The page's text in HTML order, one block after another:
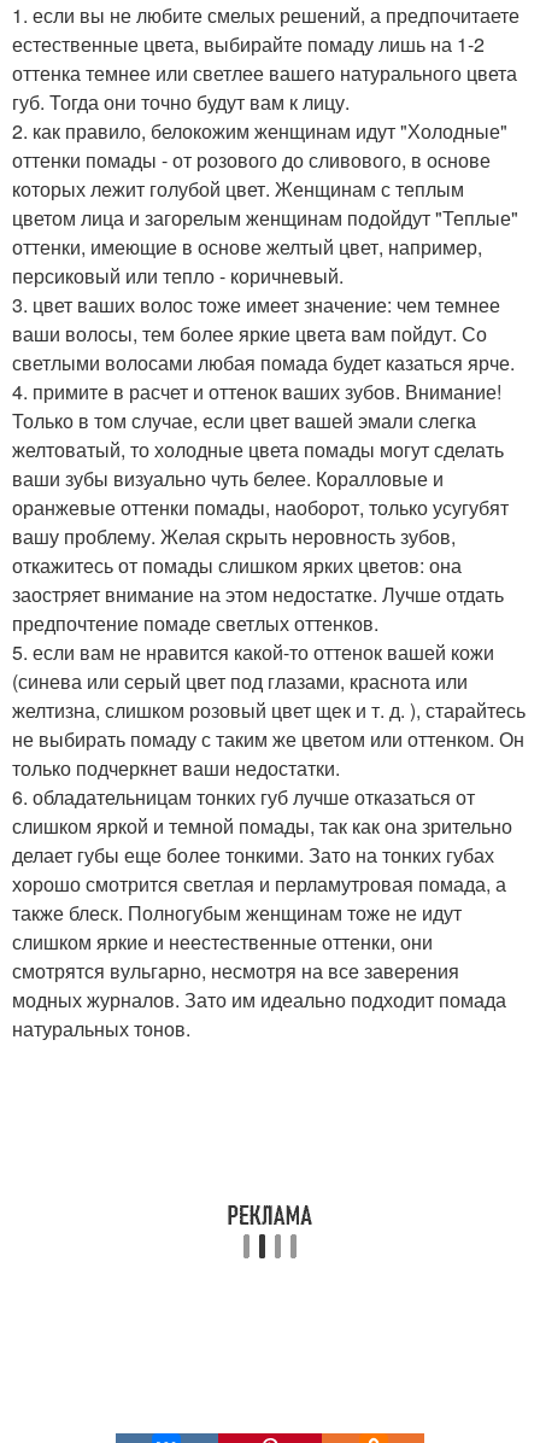
1. если вы не любите смелых решений, а предпочитаете
естественные цвета, выбирайте помаду лишь на 1-2
оттенка темнее или светлее вашего натурального цвета
губ. Тогда они точно будут вам к лицу.
2. как правило, белокожим женщинам идут "Холодные"
оттенки помады - от розового до сливового, в основе
которых лежит голубой цвет. Женщинам с теплым
цветом лица и загорелым женщинам подойдут "Теплые"
оттенки, имеющие в основе желтый цвет, например,
персиковый или тепло - коричневый.
3. цвет ваших волос тоже имеет значение: чем темнее
ваши волосы, тем более яркие цвета вам пойдут. Со
светлыми волосами любая помада будет казаться ярче.
4. примите в расчет и оттенок ваших зубов. Внимание!
Только в том случае, если цвет вашей эмали слегка
желтоватый, то холодные цвета помады могут сделать
ваши зубы визуально чуть белее. Коралловые и
оранжевые оттенки помады, наоборот, только усугубят
вашу проблему. Желая скрыть неровность зубов,
откажитесь от помады слишком ярких цветов: она
заостряет внимание на этом недостатке. Лучше отдать
предпочтение помаде светлых оттенков.
5. если вам не нравится какой-то оттенок вашей кожи
(синева или серый цвет под глазами, краснота или
желтизна, слишком розовый цвет щек и т. д. ), старайтесь
не выбирать помаду с таким же цветом или оттенком. Он
только подчеркнет ваши недостатки.
6. обладательницам тонких губ лучше отказаться от
слишком яркой и темной помады, так как она зрительно
делает губы еще более тонкими. Зато на тонких губах
хорошо смотрится светлая и перламутровая помада, а
также блеск. Полногубым женщинам тоже не идут
слишком яркие и неестественные оттенки, они
смотрятся вульгарно, несмотря на все заверения
модных журналов. Зато им идеально подходит помада
натуральных тонов.